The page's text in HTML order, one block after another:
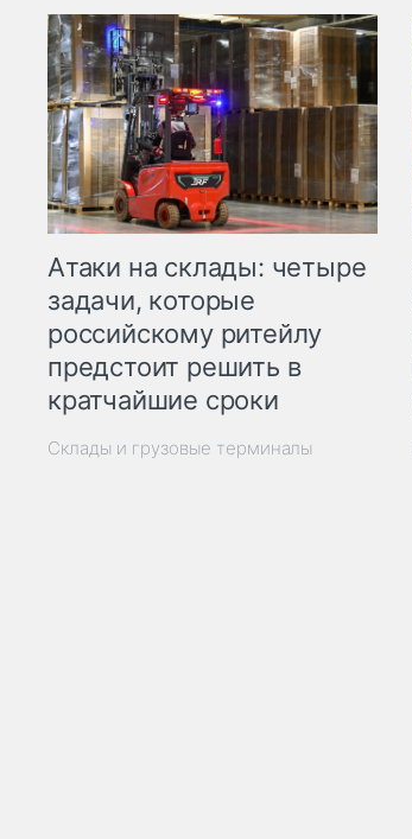
Атаки на склады: четыре
задачи, которые
российскому ритейлу
предстоит решить в
кратчайшие сроки
Склады и грузовые терминалы